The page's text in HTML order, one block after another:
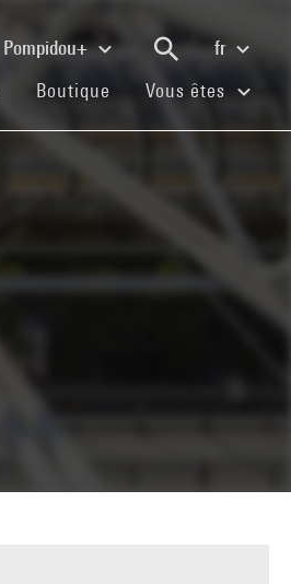
Pompidou+
fr
(current)
Boutique (current)
Vous êtes